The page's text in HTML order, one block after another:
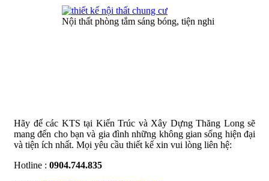
Nội thất phòng tắm sáng bóng, tiện nghi
Hãy để các KTS tại Kiến Trúc và Xây Dựng Thăng Long sẽ
mang đến cho bạn và gia đình những không gian sống hiện đại
và tiện ích nhất. Mọi yêu cầu thiết kế xin vui lòng liên hệ:
Hotline : 0904.744.835